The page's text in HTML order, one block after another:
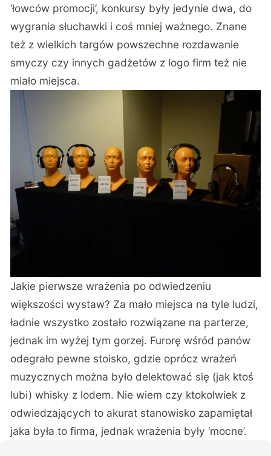
‘łowców promocji’, konkursy były jedynie dwa, do
wygrania słuchawki i coś mniej ważnego. Znane
też z wielkich targów powszechne rozdawanie
smyczy czy innych gadżetów z logo firm też nie
miało miejsca.
Jakie pierwsze wrażenia po odwiedzeniu
większości wystaw? Za mało miejsca na tyle ludzi,
ładnie wszystko zostało rozwiązane na parterze,
jednak im wyżej tym gorzej. Furorę wśród panów
odegrało pewne stoisko, gdzie oprócz wrażeń
muzycznych można było delektować się (jak ktoś
lubi) whisky z lodem. Nie wiem czy ktokolwiek z
odwiedzających to akurat stanowisko zapamiętał
jaka była to firma, jednak wrażenia były ‘mocne’.